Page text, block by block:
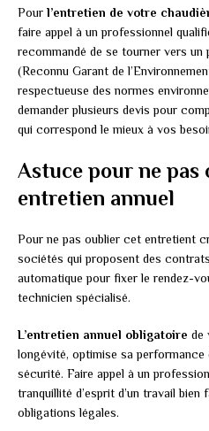
Pour l’entretien de votre
faire appel à un professionnel
recommandé de se tourner vers
(Reconnu Garant de
respectueuse des normes
demander plusieurs devis pour
qui correspond le mieux à vos
Astuce pour ne pas
entretien annuel
Pour ne pas oublier cet entretient
sociétés qui proposent des
automatique pour fixer le rendez-
technicien spécialisé.
L’entretien annuel obligatoire de
longévité, optimise sa
sécurité. Faire appel à un
tranquillité d’esprit d’un travail
obligations légales.